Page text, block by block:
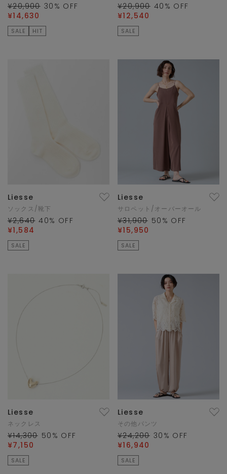
¥20,900 30 % OFF
¥14,630
SALE HIT
¥20,900 40 % OFF
¥12,540
SALE
Liesse
ソックス/靴下
¥2,640 40% OFF
¥1,584
SALE
Liesse
サロペット/オーバーオール
¥31,900 50 % OFF
¥15,950
SALE
Liesse
ネックレス
¥14,300 50 % OFF
¥7,150
SALE
Liesse
その他パンツ
¥24,200 30 % OFF
¥16,940
SALE